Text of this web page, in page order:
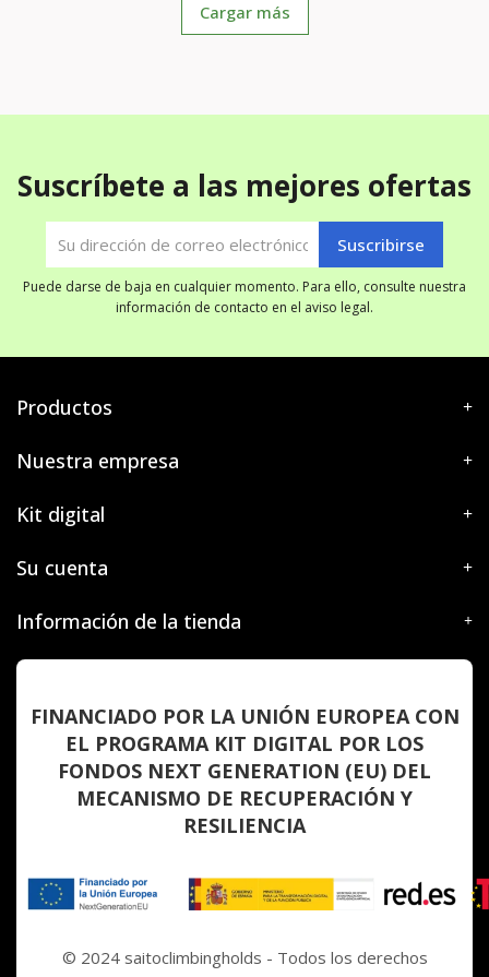
Cargar más
Suscríbete a las mejores ofertas
Puede darse de baja en cualquier momento. Para ello, consulte nuestra
información de contacto en el aviso legal.
Productos
Nuestra empresa
Kit digital
Su cuenta
Información de la tienda
FINANCIADO POR LA UNIÓN EUROPEA CON
EL PROGRAMA KIT DIGITAL POR LOS
FONDOS NEXT GENERATION (EU) DEL
MECANISMO DE RECUPERACIÓN Y
RESILIENCIA
© 2024 saitoclimbingholds - Todos los derechos